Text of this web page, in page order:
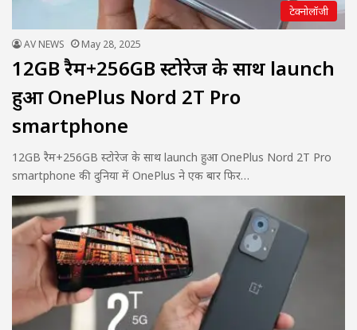
टेक्नोलॉजी
AV NEWS May 28, 2025
12GB रैम+256GB स्टोरेज के साथ launch
हुआ OnePlus Nord 2T Pro
smartphone
12GB रैम+256GB स्टोरेज के साथ launch हुआ OnePlus Nord 2T Pro
smartphone की दुनिया में OnePlus ने एक बार फिर…